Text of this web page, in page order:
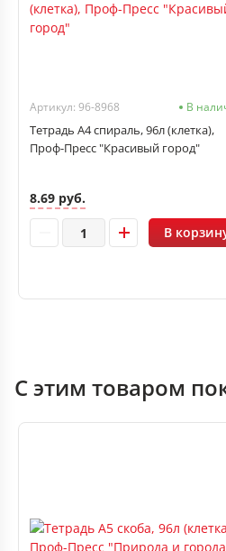
Артикул: 96-8968 В
Тетрадь А4 спираль, 96л (клетка),
Проф-Пресс "Красивый город"
8.69 руб.
В
С этим товаром